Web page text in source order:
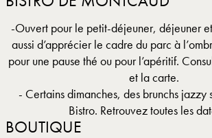
-Ouvert pour le petit-déjeuner, déjeuner
aussi d’apprécier le cadre du parc à
pour une pause thé ou pour l’apéritif.
et la carte.
- Certains dimanches, des brunchs jazzy
Bistro. Retrouvez toutes les
BOUTIQUE